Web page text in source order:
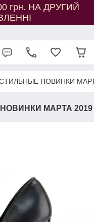
грн. НА ДРУГИЙ
НОВИНКИ
МАРТА 2019